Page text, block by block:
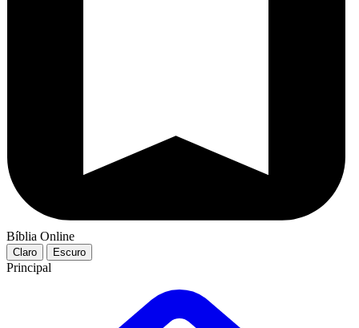
Bíblia Online
Claro Escuro
Principal